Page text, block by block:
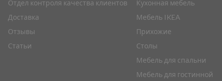
Кухонная мебель
Мебель IKEA
Прихожие
Столы
Мебель для спальни
Мебель для гостинной
Отдел контроля качества клиентов
Доставка
Отзывы
Статьи